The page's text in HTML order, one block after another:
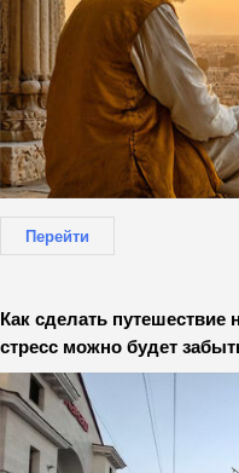
Перейти
Как сделать
стресс можно будет